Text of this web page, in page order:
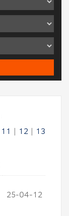
11 | 12| 13
25-04-12